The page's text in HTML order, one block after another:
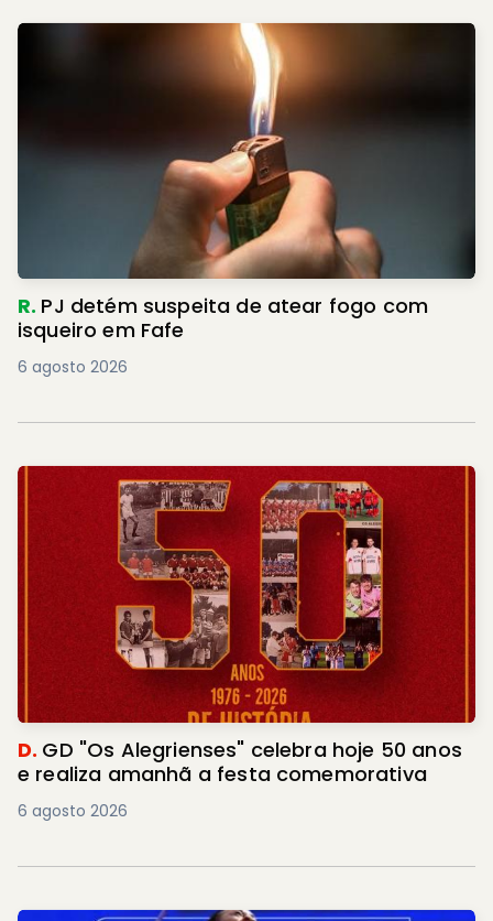
R. PJ detém suspeita de atear fogo com
isqueiro em Fafe
6 agosto 2026
D. GD "Os Alegrienses" celebra hoje 50 anos
e realiza amanhã a festa comemorativa
6 agosto 2026